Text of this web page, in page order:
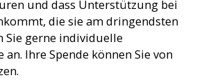
und dass Unterstützung bei
die sie am dringendsten
Sie gerne individuelle
an. Ihre Spende können Sie von